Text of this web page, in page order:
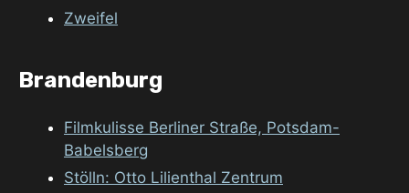
Zweifel
Brandenburg
Filmkulisse Berliner Straße, Potsdam-
Babelsberg
Stölln: Otto Lilienthal Zentrum